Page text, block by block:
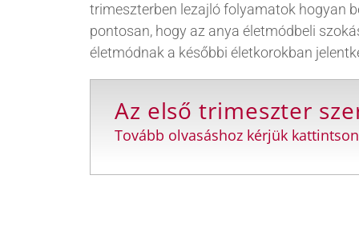
trimeszterben lezajló folyamatok hogyan
pontosan, hogy az anya életmódbeli
életmódnak a későbbi életkorokban
Az első trimeszter
Tovább olvasáshoz kérjük